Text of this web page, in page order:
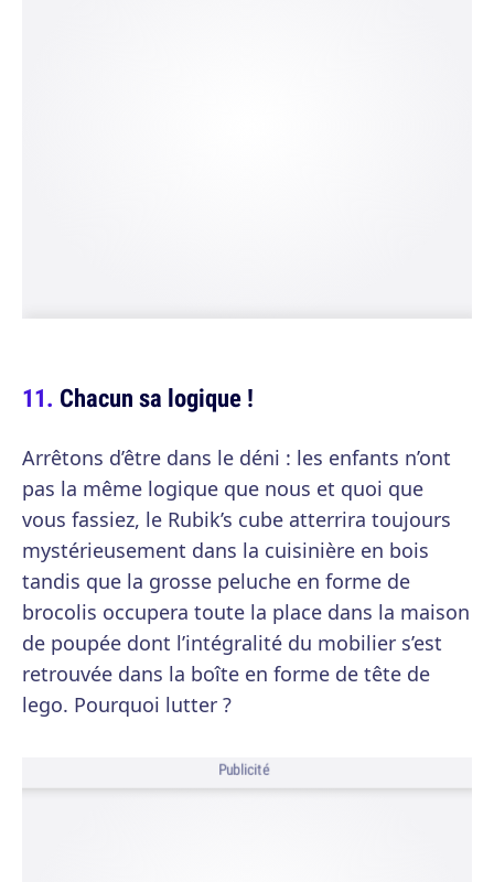
Chacun sa logique !
Arrêtons d’être dans le déni : les enfants n’ont
pas la même logique que nous et quoi que
vous fassiez, le Rubik’s cube atterrira toujours
mystérieusement dans la cuisinière en bois
tandis que la grosse peluche en forme de
brocolis occupera toute la place dans la maison
de poupée dont l’intégralité du mobilier s’est
retrouvée dans la boîte en forme de tête de
lego. Pourquoi lutter ?
Publicité